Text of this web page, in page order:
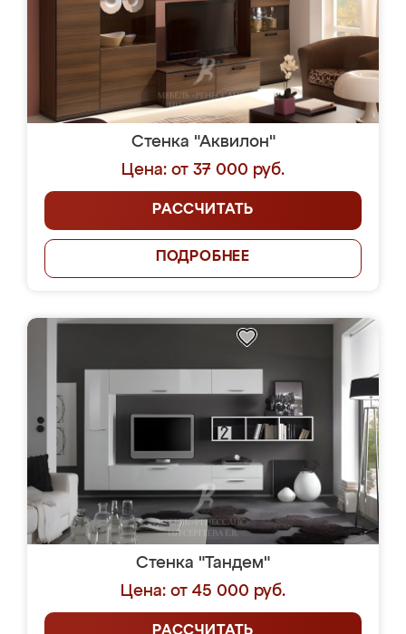
Стенка "Аквилон"
Цена: от 37 000 руб.
РАССЧИТАТЬ
ПОДРОБНЕЕ
Стенка "Тандем"
Цена: от 45 000 руб.